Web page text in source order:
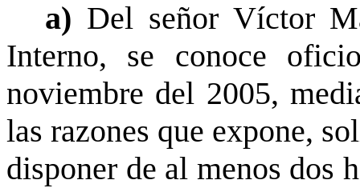
a) Del señor Víctor
Interno, se conoce
noviembre del 2005,
las razones que expone,
disponer de al menos dos